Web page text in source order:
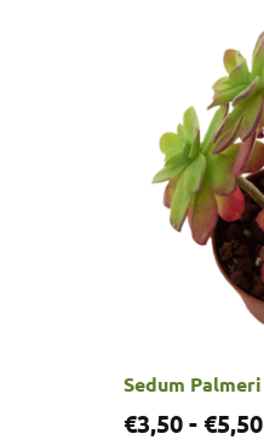
Sedum Palmeri
€3,50- €5,50